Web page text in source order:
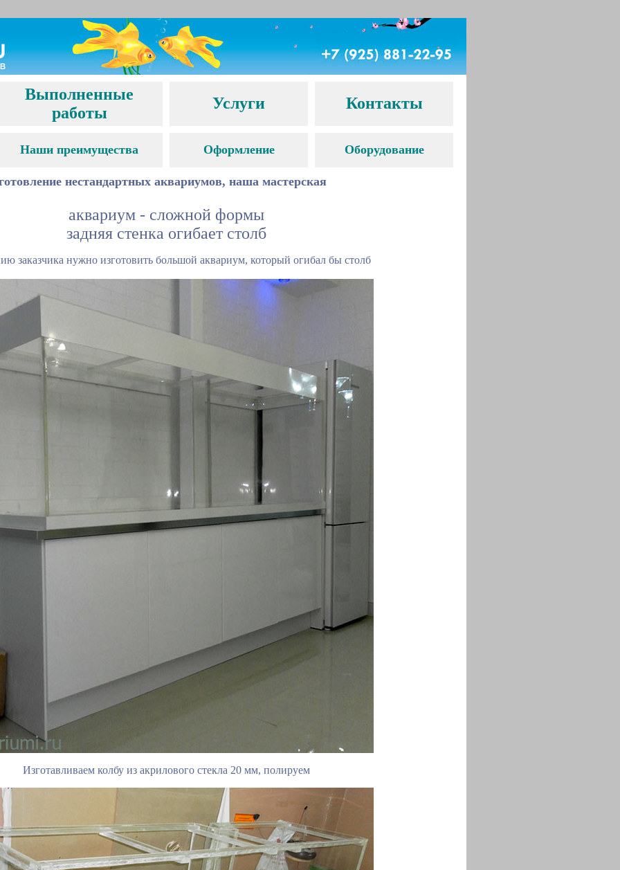
Выполненные
работы
Услуги Контакты
Наши преимущества Оформление Оборудование
нестандартных аквариумов, наша мастерская
аквариум- сложной формы
задняя стенка огибает столб
заказчика нужно изготовить большой аквариум, который огибал бы столб
Изготавливаем колбу из акрилового стекла 20 мм, полируем